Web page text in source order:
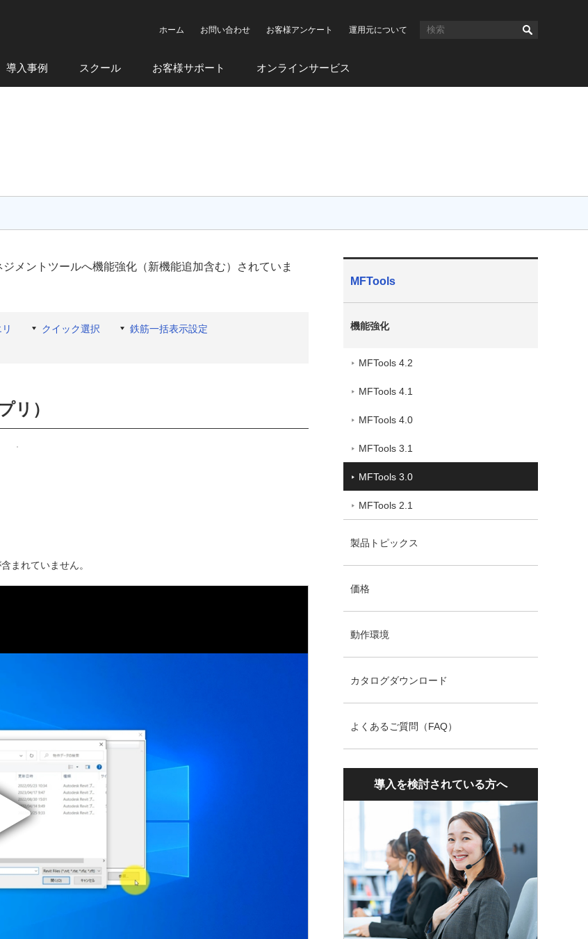
ホーム
お問い合わせ お客様アンケート 運用元について
導入事例 スクール お客様サポート オンラインサービス
メントツールへ機能強化（新機能追加含む）されていま
クイック選択
鉄筋一括表示設定
リ）
まれていません。
MFTools
機能強化
MFTools 4.2
MFTools 4.1
MFTools 4.0
MFTools 3.1
MFTools 3.0
MFTools 2.1
製品トピックス
価格
動作環境
カタログダウンロード
よくあるご質問（FAQ）
導入を検討されている方へ